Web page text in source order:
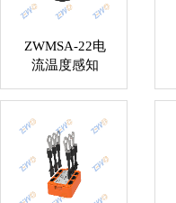
ZWMSA-22电
流温度感知